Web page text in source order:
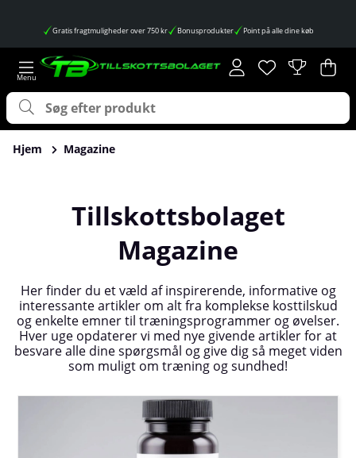
Gratis fragtmuligheder over 750 kr Bonusprodukter Point på alle dine køb
Ønskeliste
Antal på
. .
Hjem Magazine
Tillskottsbolaget
Magazine
Her finder du et væld af inspirerende, informative og
interessante artikler om alt fra komplekse kosttilskud
og enkelte emner til træningsprogrammer og øvelser.
Hver uge opdaterer vi med nye givende artikler for at
besvare alle dine spørgsmål og give dig så meget viden
som muligt om træning og sundhed!